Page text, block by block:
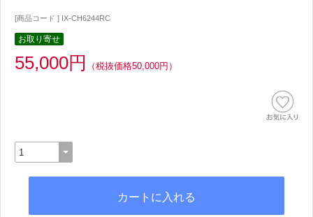
[商品コード ] IX-CH6244RC
お取り寄せ
55,000円 （税抜価格50,000円）